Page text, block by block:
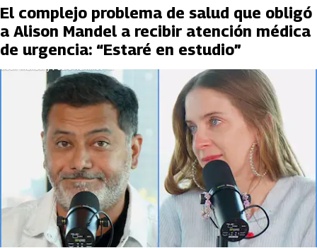
El complejo problema de salud que obligó
a Alison Mandel a recibir atención médica
de urgencia: “Estaré en estudio”